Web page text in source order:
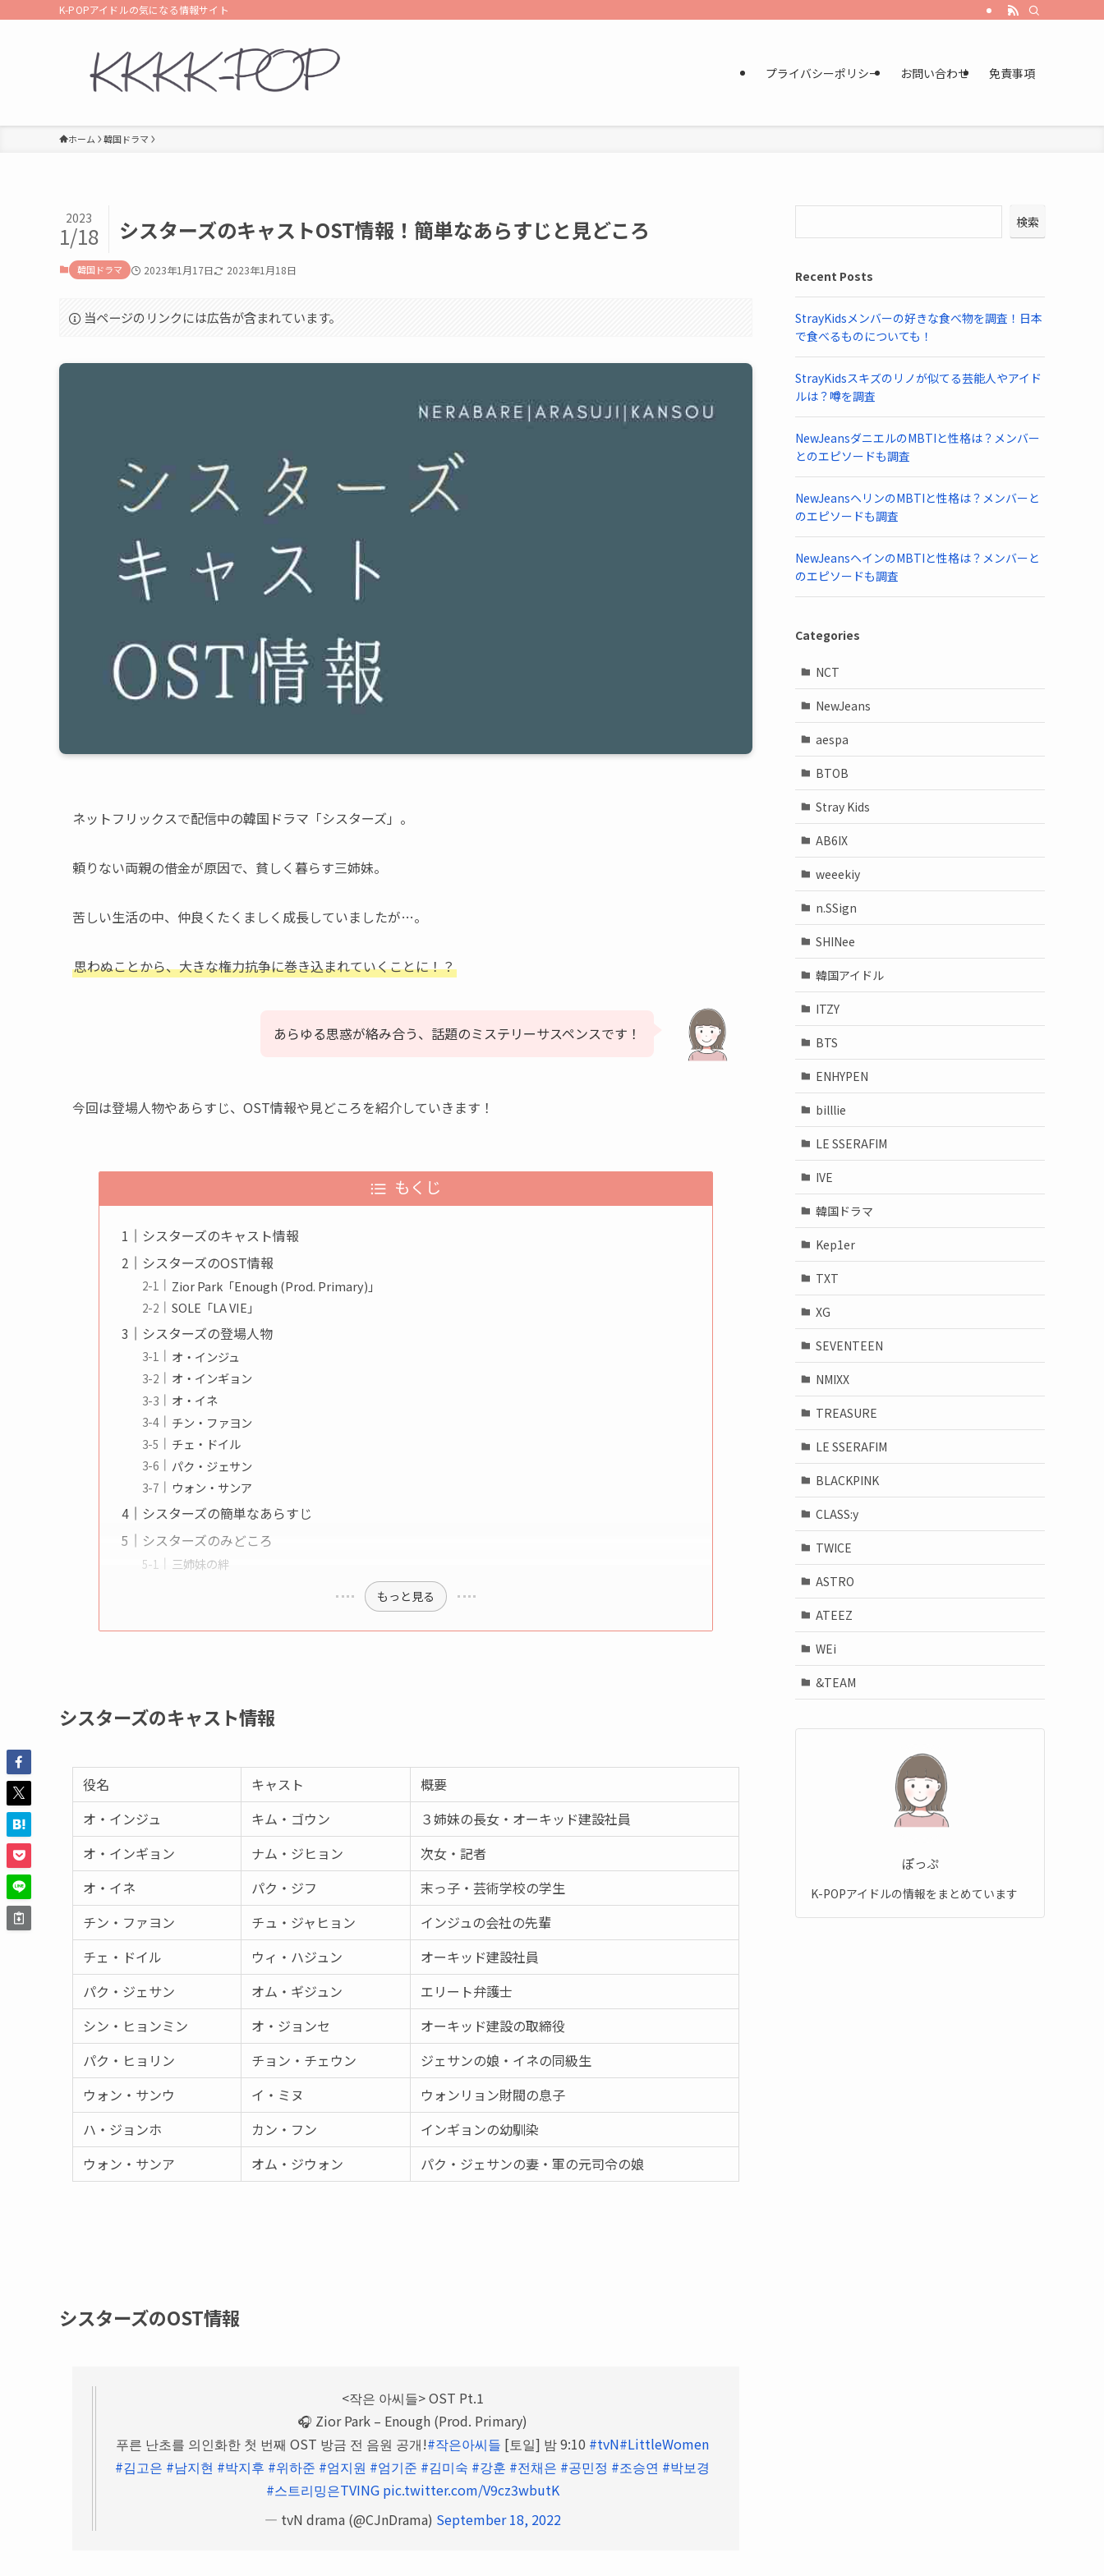
K-POPアイドルの気になる情報サイト
プライバシーポリシー お問い合わせ 免責事項
ホーム 韓国ドラマ
シスターズのキャストOST情報！簡単なあらすじと見どころ
2023
1/18
韓国ドラマ 2023年1月17日 2023年1月18日
当ページのリンクには広告が含まれています。
ネットフリックスで配信中の韓国ドラマ「シスターズ」。
頼りない両親の借金が原因で、貧しく暮らす三姉妹。
苦しい生活の中、仲良くたくましく成長していましたが…。
思わぬことから、大きな権力抗争に巻き込まれていくことに！？
あらゆる思惑が絡み合う、話題のミステリーサスペンスです！
今回は登場人物やあらすじ、OST情報や見どころを紹介していきます！
もくじ
シスターズのキャスト情報
シスターズのOST情報
Zior Park「Enough (Prod. Primary)」
SOLE「LA VIE」
シスターズの登場人物
オ・インジュ
オ・インギョン
オ・イネ
チン・ファヨン
チェ・ドイル
パク・ジェサン
ウォン・サンア
シスターズの簡単なあらすじ
シスターズのみどころ
三姉妹の絆
もっと見る
シスターズのキャスト情報
役名 キャスト
概要
オ・インジュ
キム・ゴウン
３姉妹の長女・オーキッド建設社員
オ・インギョン
ナム・ジヒョン
次女・記者
オ・イネ
パク・ジフ
末っ子・芸術学校の学生
チン・ファヨン
チュ・ジャヒョン
インジュの会社の先輩
チェ・ドイル
ウィ・ハジュン
オーキッド建設社員
パク・ジェサン
オム・ギジュン
エリート弁護士
シン・ヒョンミン
オ・ジョンセ
オーキッド建設の取締役
パク・ヒョリン
チョン・チェウン
ジェサンの娘・イネの同級生
ウォン・サンウ
イ・ミヌ
ウォンリョン財閥の息子
ハ・ジョンホ
カン・フン
インギョンの幼馴染
ウォン・サンア
オム・ジウォン パク・ジェサンの妻・軍の元司令の娘
シスターズのOST情報
<작은 아씨들> OST Pt.1
🎧 Zior Park – Enough (Prod. Primary)
푸른 난초를 의인화한 첫 번째 OST 방금 전 음원 공개!#작은아씨들 [토일] 밤 9:10 #tvN#LittleWomen
#김고은 #남지현 #박지후 #위하준 #엄지원 #엄기준 #김미숙 #강훈 #전채은 #공민정 #조승연 #박보경
#스트리밍은TVING pic.twitter.com/V9cz3wbutK
— tvN drama (@CJnDrama) September 18, 2022
検索
Recent Posts
StrayKidsメンバーの好きな食べ物を調査！日本
で食べるものについても！
StrayKidsスキズのリノが似てる芸能人やアイド
ルは？噂を調査
NewJeansダニエルのMBTIと性格は？メンバー
とのエピソードも調査
NewJeansヘリンのMBTIと性格は？メンバーと
のエピソードも調査
NewJeansヘインのMBTIと性格は？メンバーと
のエピソードも調査
Categories
NCT
NewJeans
aespa
BTOB
Stray Kids
AB6IX
weeekiy
n.SSign
SHINee
韓国アイドル
ITZY
BTS
ENHYPEN
billlie
LE SSERAFIM
IVE
韓国ドラマ
Kep1er
TXT
XG
SEVENTEEN
NMIXX
TREASURE
LE SSERAFIM
BLACKPINK
CLASS:y
TWICE
ASTRO
ATEEZ
WEi
&TEAM
ぽっぷ
K-POPアイドルの情報をまとめています